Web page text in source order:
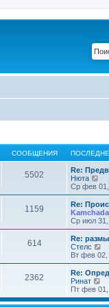
СООБЩЕНИЯ
5502
Re:
Нюта
е
р
е
й
т
п
о
с
е
д
н
е
Ср фев
1159
Re:
Ср июл 31,
614
Re:
Стелс
е
р
е
й
т
к
Вт фев 02,
2362
Re:
Ринат
е
р
е
Пт фев